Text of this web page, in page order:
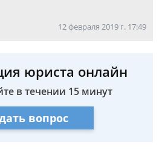
12 февраля 2019 г. 17:49
юриста онлайн
в течении 15 минут
вопрос